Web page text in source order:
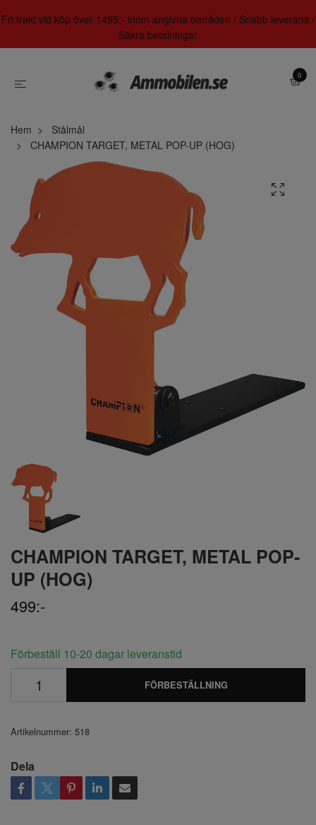
Fri frakt vid köp över 1495:- inom angivna områden / Snabb leverans /
Säkra betalningar
0
Hem
Stålmål
CHAMPION TARGET, METAL POP-UP (HOG)
CHAMPION TARGET, METAL POP-
UP (HOG)
499:-
Förbeställ 10-20 dagar leveranstid
FÖRBESTÄLLNING
Artikelnummer: 518
Dela